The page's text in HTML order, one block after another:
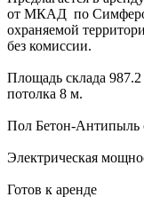
от МКАД по
охраняемой
без комиссии.
Площадь склада
потолка 8 м.
Пол Бетон-Антипыль
Электрическая
Готов к аренде